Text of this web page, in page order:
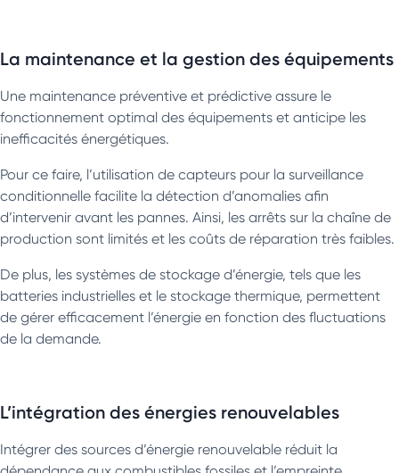
La maintenance et la gestion des équipements
Une maintenance préventive et prédictive assure le
fonctionnement optimal des équipements et anticipe les
inefficacités énergétiques.
Pour ce faire, l’utilisation de capteurs pour la surveillance
conditionnelle facilite la détection d’anomalies afin
d’intervenir avant les pannes. Ainsi, les arrêts sur la chaîne de
production sont limités et les coûts de réparation très faibles.
De plus, les systèmes de stockage d’énergie, tels que les
batteries industrielles et le stockage thermique, permettent
de gérer efficacement l’énergie en fonction des fluctuations
de la demande.
L’intégration des énergies renouvelables
Intégrer des sources d’énergie renouvelable réduit la